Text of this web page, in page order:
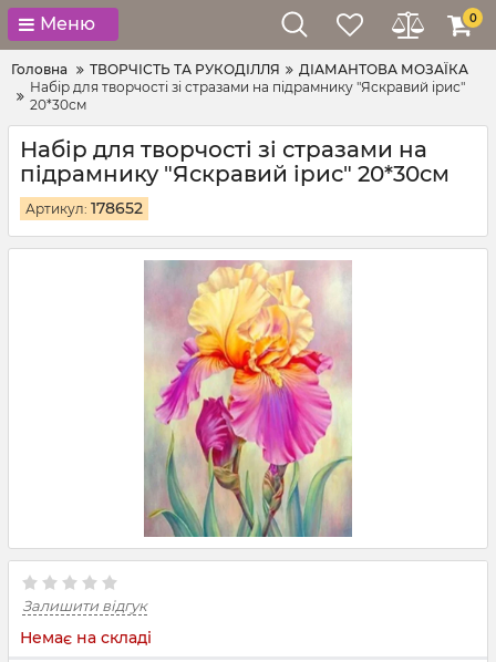
Меню 0
Головна ТВОРЧІСТЬ ТА РУКОДІЛЛЯ
ДІАМАНТОВА МОЗАЇКА
Набір для творчості зі стразами на підрамнику "Яскравий ірис"
20*30см
Набір для творчості зі стразами на
підрамнику "Яскравий ірис" 20*30см
Артикул: 178652
Залишити відгук
Немає на складі